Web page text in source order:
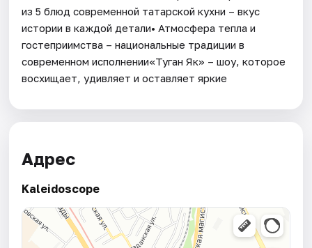
из 5 блюд современной татарской кухни – вкус
истории в каждой детали• Атмосфера тепла и
гостеприимства – национальные традиции в
современном исполнении«Туган Як» – шоу, которое
восхищает, удивляет и оставляет яркие
Адрес
Kaleidoscope